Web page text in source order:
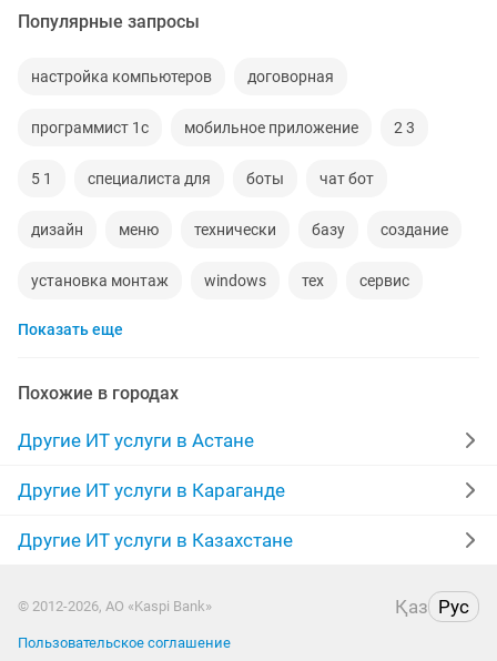
Популярные запросы
настройка компьютеров договорная
программист 1с мобильное приложение 2 3
5 1 специалиста для боты чат бот
дизайн меню технически базу создание
установка монтаж windows тех сервис
ремонт монтаж
эсф услуги компьютера
instagram обновление компьютерное
реклама домены windows компьютер
Показать еще
Похожие в городах
Другие ИТ услуги в Астане
Другие ИТ услуги в Караганде
Другие ИТ услуги в Казахстане
© 2012-2026, АО «Kaspi Bank» Қаз Рус
Пользовательское соглашение